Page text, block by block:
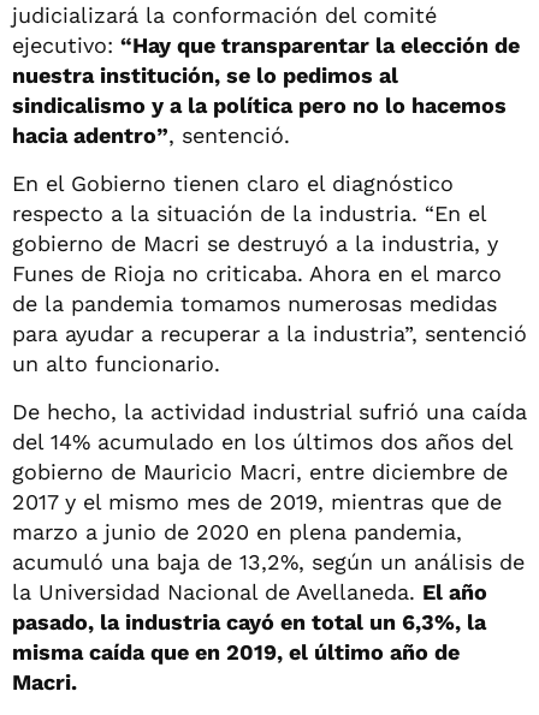
judicializará la conformación del comité
ejecutivo: “Hay que transparentar la elección de
nuestra institución, se lo pedimos al
sindicalismo y a la política pero no lo hacemos
hacia adentro”, sentenció.
En el Gobierno tienen claro el diagnóstico
respecto a la situación de la industria. “En el
gobierno de Macri se destruyó a la industria, y
Funes de Rioja no criticaba. Ahora en el marco
de la pandemia tomamos numerosas medidas
para ayudar a recuperar a la industria”, sentenció
un alto funcionario.
De hecho, la actividad industrial sufrió una caída
del 14% acumulado en los últimos dos años del
gobierno de Mauricio Macri, entre diciembre de
2017 y el mismo mes de 2019, mientras que de
marzo a junio de 2020 en plena pandemia,
acumuló una baja de 13,2%, según un análisis de
la Universidad Nacional de Avellaneda. El año
pasado, la industria cayó en total un 6,3%, la
misma caída que en 2019, el último año de
Macri.